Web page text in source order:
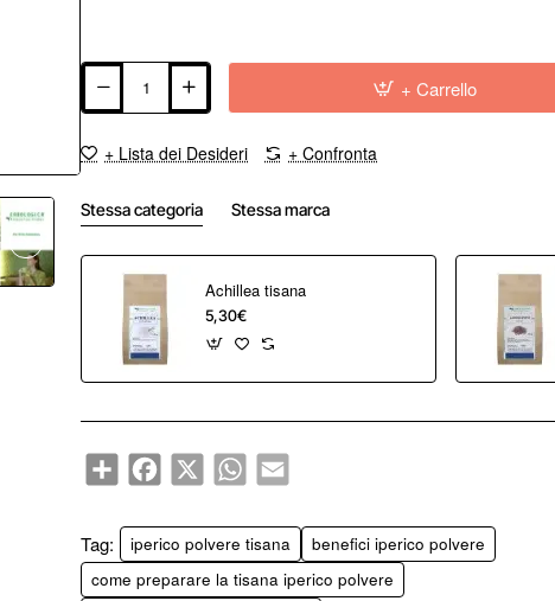
+ Carrello
+ Lista dei Desideri + Confronta
Stessa categoria Stessa marca
Achillea tisana
5,30€
ShareFacebook
X WhatsAppEmail
Tag: iperico polvere tisana
benefici iperico polvere
come preparare la tisana iperico polvere